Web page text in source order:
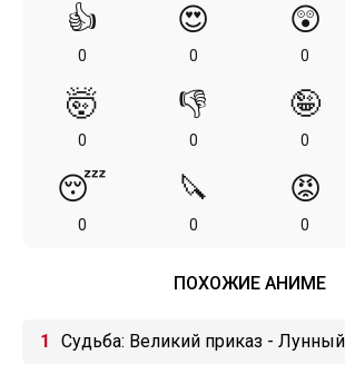
👍
0
😍
0
😲
0
🤯
0
👎
0
🤪
0
😴
0
🔪
0
😡
0
ПОХОЖИЕ АНИМЕ
Судьба: Великий приказ -